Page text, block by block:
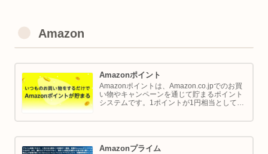
Amazon
Amazonポイント
Amazonポイントは、Amazon.co.jpでのお買
い物やキャンペーンを通じて貯まるポイント
システムです。1ポイントが1円相当として、
では Amazon ポイントの使い方と貯め方を解
Amazonプライム